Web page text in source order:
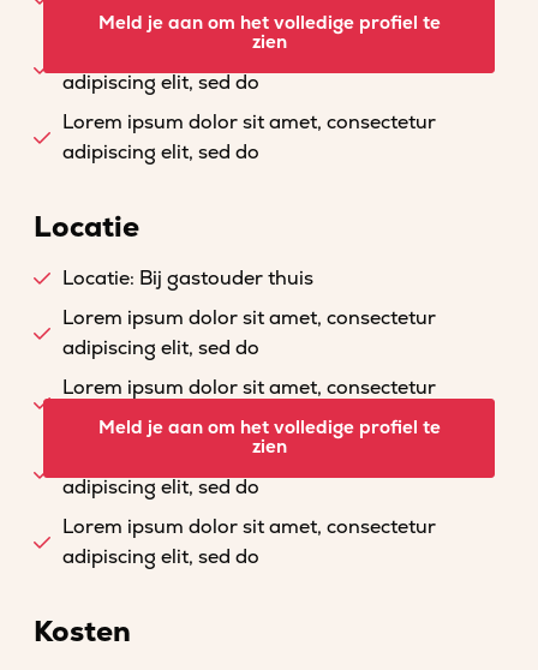
adipiscing elit, sed do
Lorem ipsum dolor sit amet, consectetur
adipiscing elit, sed do
Lorem ipsum dolor sit amet, consectetur
adipiscing elit, sed do
Meld je aan om het volledige profiel te
zien
Locatie
Locatie: Bij gastouder thuis
Lorem ipsum dolor sit amet, consectetur
adipiscing elit, sed do
Lorem ipsum dolor sit amet, consectetur
adipiscing elit, sed do
Lorem ipsum dolor sit amet, consectetur
adipiscing elit, sed do
Lorem ipsum dolor sit amet, consectetur
adipiscing elit, sed do
Meld je aan om het volledige profiel te
zien
Kosten